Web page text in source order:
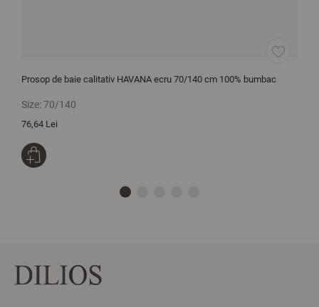
Prosop de baie calitativ HAVANA ecru 70/140 cm 100% bumbac
Size:70/140
76,64 Lei